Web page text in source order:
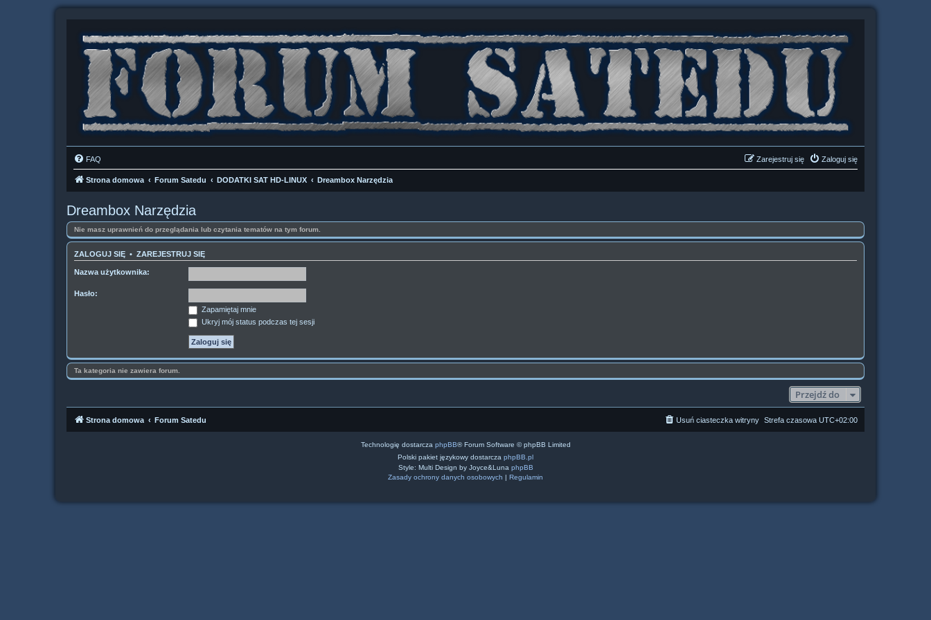
FAQ Zaloguj się
Zarejestruj się
Strona domowa Forum Satedu DODATKI SAT HD-LINUX Dreambox Narzędzia
Dreambox Narzędzia
Nie masz uprawnień do przeglądania lub czytania tematów na tym forum.
ZALOGUJ SIĘ • ZAREJESTRUJ SIĘ
Nazwa użytkownika:
Hasło:
Zapamiętaj mnie
Ukryj mój status podczas tej sesji
Ta kategoria nie zawiera forum.
Przejdź do
Strona domowa Forum Satedu Strefa czasowa UTC+02:00
Usuń ciasteczka witryny
Technologię dostarcza phpBB® Forum Software © phpBB Limited
Polski pakiet językowy dostarcza phpBB.pl
Style: Multi Design by Joyce&Luna phpBB
Zasady ochrony danych osobowych | Regulamin